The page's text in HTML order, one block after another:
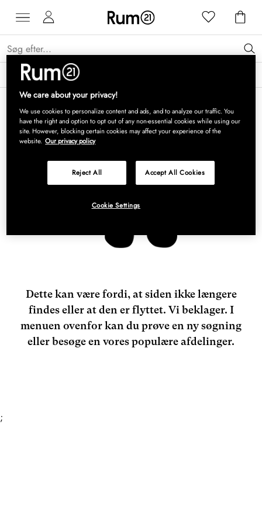
Få 15 % på Grythyttan Stålmöbler* →
Dette kan være fordi, at siden ikke længere
findes eller at den er flyttet. Vi beklager. I
menuen ovenfor kan du prøve en ny søgning
eller besøge en vores populære afdelinger.
;
We care about your privacy!
We use cookies to personalize content and ads, and to analyze our traffic. You
have the right and option to opt out of any non-essential cookies while using our
site. However, blocking certain cookies may affect your experience of the
website. Our privacy policy
Reject All Accept All Cookies
Cookie Settings